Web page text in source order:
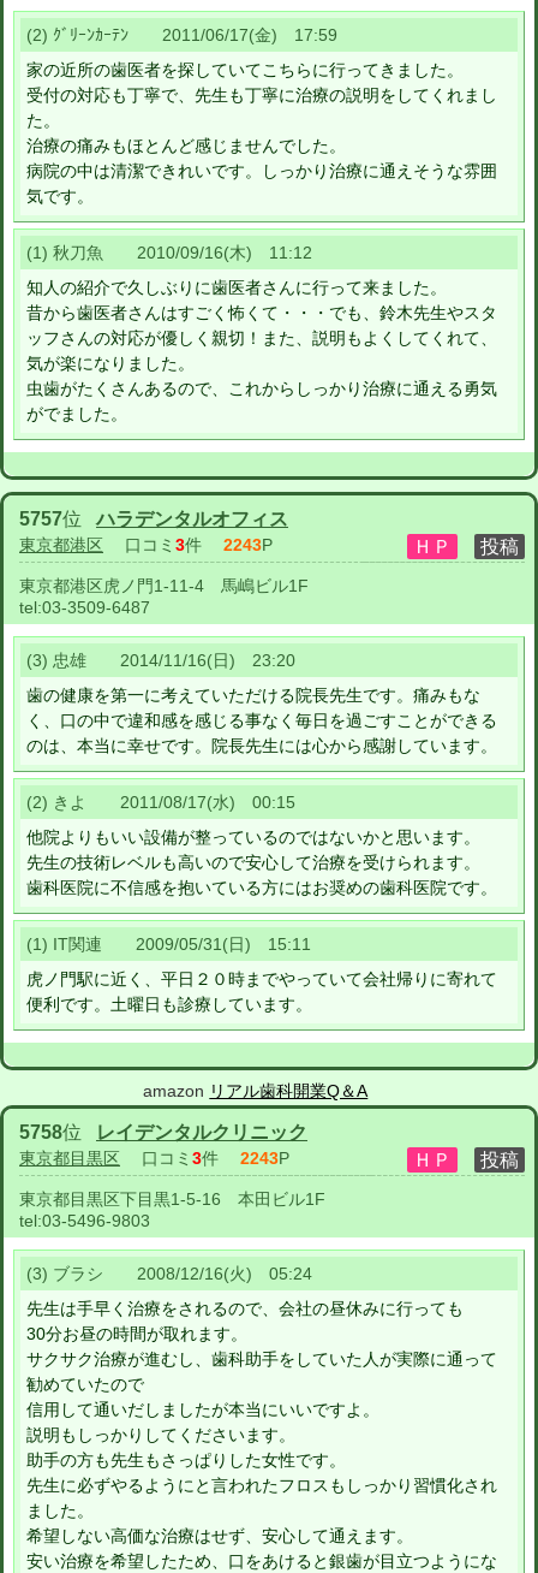
(2) ｸﾞﾘｰﾝｶｰﾃﾝ 2011/06/17(金) 17:59
家の近所の歯医者を探していてこちらに行ってきました。
受付の対応も丁寧で、先生も丁寧に治療の説明をしてくれまし
た。
治療の痛みもほとんど感じませんでした。
病院の中は清潔できれいです。しっかり治療に通えそうな雰囲
気です。
(1) 秋刀魚 2010/09/16(木) 11:12
知人の紹介で久しぶりに歯医者さんに行って来ました。
昔から歯医者さんはすごく怖くて・・・でも、鈴木先生やスタ
ッフさんの対応が優しく親切！また、説明もよくしてくれて、
気が楽になりました。
虫歯がたくさんあるので、これからしっかり治療に通える勇気
がでました。
5757位ハラデンタルオフィス
東京都港区 口コミ 3件 2243P
東京都港区虎ノ門1-11-4 馬嶋ビル1F
tel:03-3509-6487
(3) 忠雄 2014/11/16(日) 23:20
歯の健康を第一に考えていただける院長先生です。痛みもな
く、口の中で違和感を感じる事なく毎日を過ごすことができる
のは、本当に幸せです。院長先生には心から感謝しています。
(2) きよ 2011/08/17(水) 00:15
他院よりもいい設備が整っているのではないかと思います。
先生の技術レベルも高いので安心して治療を受けられます。
歯科医院に不信感を抱いている方にはお奨めの歯科医院です。
(1) IT関連 2009/05/31(日) 15:11
虎ノ門駅に近く、平日２０時までやっていて会社帰りに寄れて
便利です。土曜日も診療しています。
amazon リアル歯科開業Q＆A
5758位 レイデンタルクリニック
東京都目黒区 口コミ 3件 2243P
東京都目黒区下目黒1-5-16 本田ビル1F
tel:03-5496-9803
(3) ブラシ 2008/12/16(火) 05:24
先生は手早く治療をされるので、会社の昼休みに行っても
30分お昼の時間が取れます。
サクサク治療が進むし、歯科助手をしていた人が実際に通って
勧めていたので
信用して通いだしましたが本当にいいですよ。
説明もしっかりしてくださいます。
助手の方も先生もさっぱりした女性です。
先生に必ずやるようにと言われたフロスもしっかり習慣化され
ました。
希望しない高価な治療はせず、安心して通えます。
安い治療を希望したため、口をあけると銀歯が目立つようにな